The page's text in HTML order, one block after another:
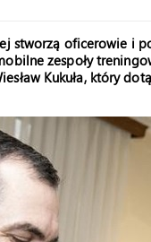
stworzą oficerowie i
zespoły
Kukuła, który